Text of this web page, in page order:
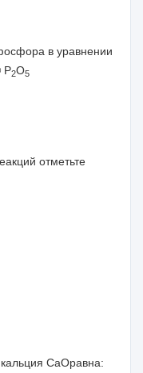
в уравнении
Р2О5
отметьте
CaOравна: